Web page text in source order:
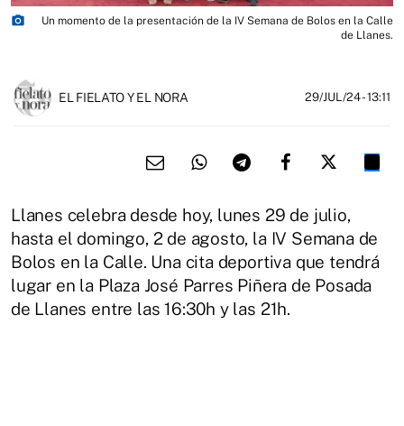
photo_camera
Un momento de la presentación de la IV Semana de Bolos en la Calle
de Llanes.
EL FIELATO Y EL NORA 29/JUL/24- 13:11
Llanes celebra desde hoy, lunes 29 de julio,
hasta el domingo, 2 de agosto, la IV Semana de
Bolos en la Calle. Una cita deportiva que tendrá
lugar en la Plaza José Parres Piñera de Posada
de Llanes entre las 16:30h y las 21h.